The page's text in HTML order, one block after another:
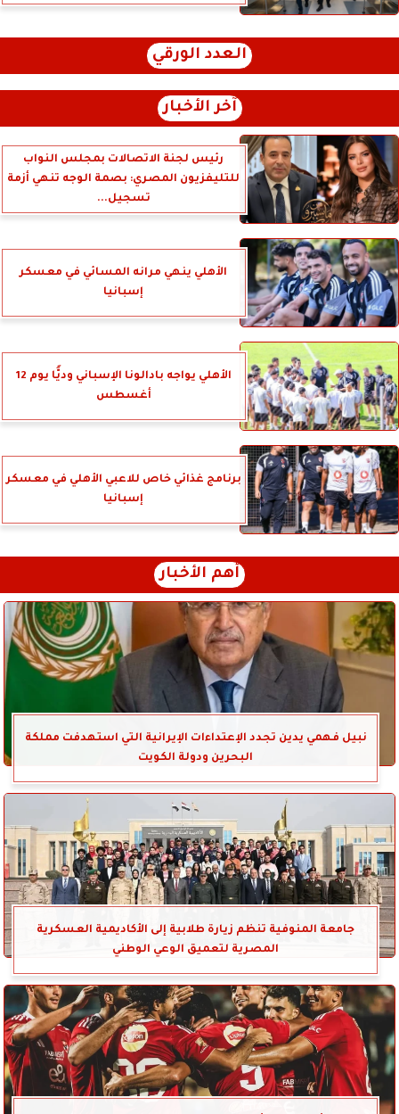
العدد الورقي
آخر الأخبار
رئيس لجنة الاتصالات بمجلس النواب
للتليفزيون المصري: بصمة الوجه تنهي أزمة
تسجيل...
الأهلي ينهي مرانه المسائي في معسكر
إسبانيا
الأهلي يواجه بادالونا الإسباني وديًّا يوم 12
أغسطس
برنامج غذائي خاص للاعبي الأهلي في معسكر
إسبانيا
أهم الأخبار
نبيل فهمي يدين تجدد الإعتداءات الإيرانية التي استهدفت مملكة
البحرين ودولة الكويت
جامعة المنوفية تنظم زيارة طلابية إلى الأكاديمية العسكرية
المصرية لتعميق الوعي الوطني